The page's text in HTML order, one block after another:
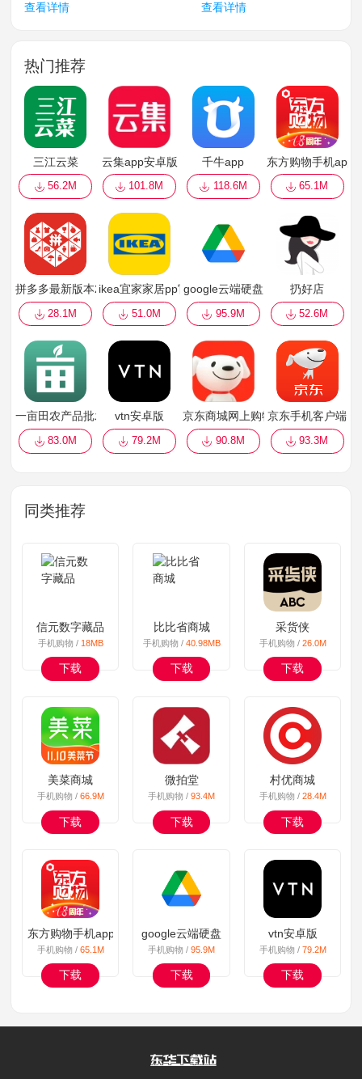
查看详情 查看详情
热门推荐
三江云菜
56.2M
云集app安卓版
101.8M
千牛app
118.6M
东方购物手机app
65.1M
拼多多最新版本2022
28.1M
ikea宜家家居pp官方版
51.0M
google云端硬盘
95.9M
扔好店
52.6M
一亩田农产品批发买卖服务平台
83.0M
vtn安卓版
79.2M
京东商城网上购物
90.8M
京东手机客户端
93.3M
同类推荐
信元数字藏品
手机购物 / 18MB
下载
比比省商城
手机购物 / 40.98MB
下载
采货侠
手机购物 / 26.0M
下载
美菜商城
手机购物 / 66.9M
下载
微拍堂
手机购物 /93.4M
下载
村优商城
手机购物 / 28.4M
下载
东方购物手机app
手机购物 / 65.1M
下载
google云端硬盘
手机购物 /95.9M
下载
vtn安卓版
手机购物 / 79.2M
下载